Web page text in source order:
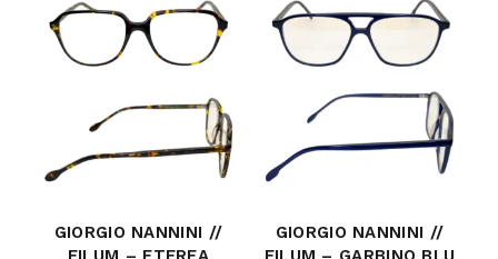
GIORGIO NANNINI //
GIORGIO NANNINI //